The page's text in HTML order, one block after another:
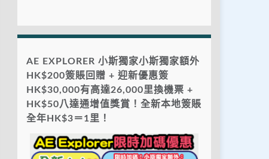
AE EXPLORER 小斯獨家小斯獨家額外
HK$200簽賬回贈 + 迎新優惠簽
HK$30,000有高達26,000里換機票 +
HK$50八達通增值獎賞！全新本地簽賬
全年HK$3＝1里！